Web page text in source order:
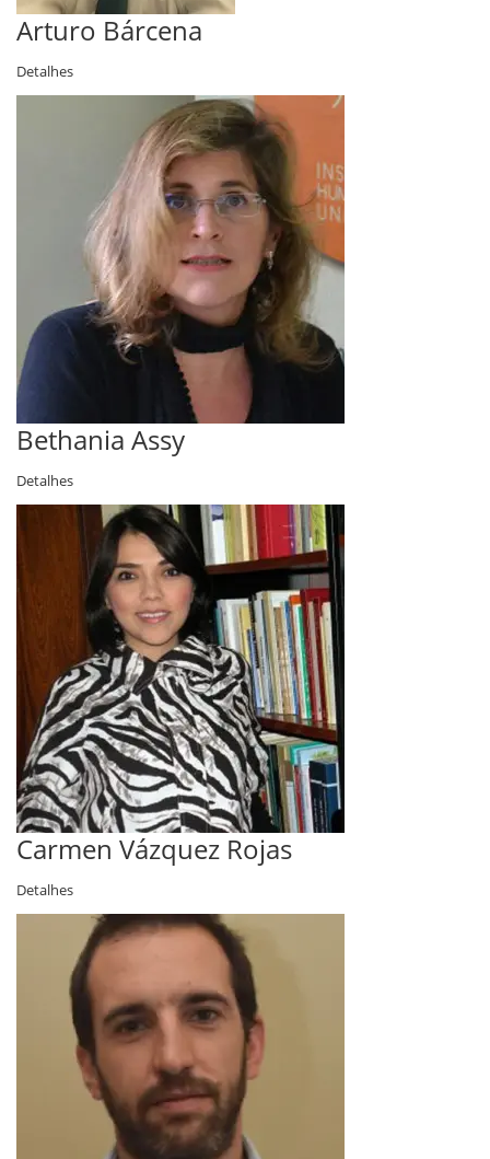
Arturo Bárcena
Detalhes
Bethania Assy
Detalhes
Carmen Vázquez Rojas
Detalhes